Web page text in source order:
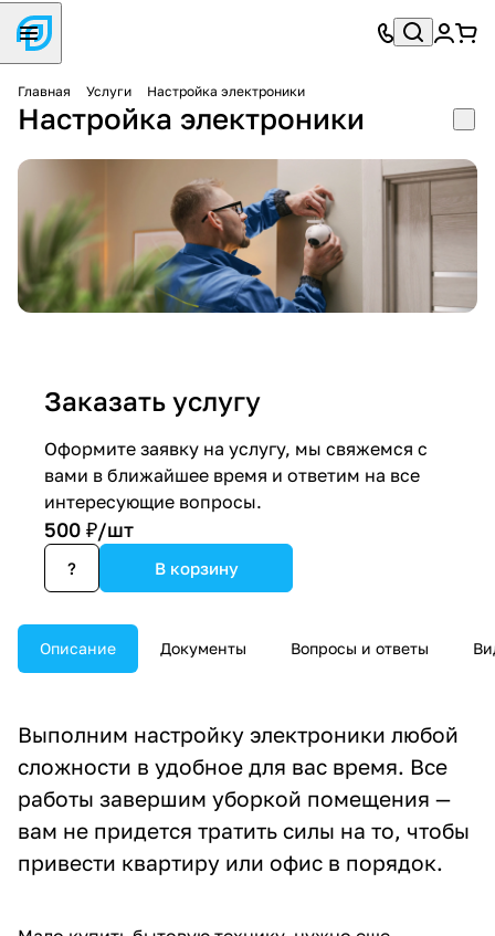
Главная Услуги Настройка электроники
Настройка электроники
Заказать услугу
Оформите заявку на услугу, мы свяжемся с
вами в ближайшее время и ответим на все
интересующие вопросы.
500 ₽/шт
? В корзину
Описание Документы Вопросы и ответы
Выполним настройку электроники любой
сложности в удобное для вас время. Все
работы завершим уборкой помещения —
вам не придется тратить силы на то, чтобы
привести квартиру или офис в порядок.